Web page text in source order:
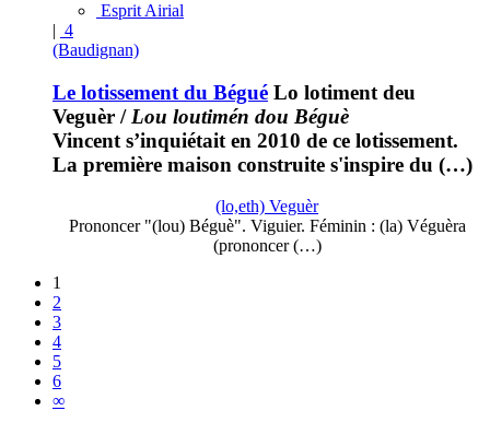
Esprit Airial
| 4
(Baudignan)
Le lotissement du Bégué Lo lotiment deu
Veguèr / Lou loutimén dou Béguè
Vincent s’inquiétait en 2010 de ce lotissement.
La première maison construite s'inspire du (…)
(lo,eth) Veguèr
Prononcer "(lou) Béguè". Viguier. Féminin : (la) Véguèra
(prononcer (…)
1
2
3
4
5
6
∞